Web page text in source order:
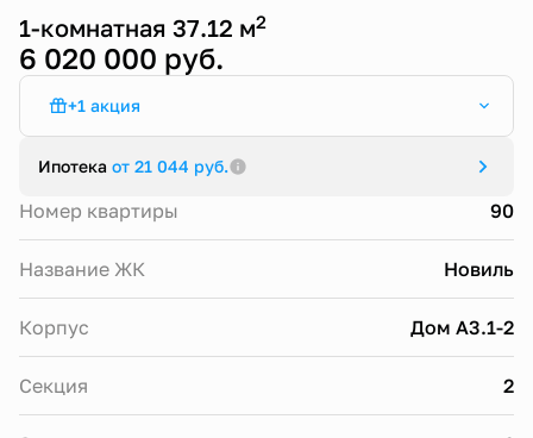
1-комнатная 37.12 м2
6 020 000 руб.
+1 акция
Ипотека от 21 044 руб.
Номер квартиры 90
Название ЖК Новиль
Корпус Дом А3.1-2
Секция 2